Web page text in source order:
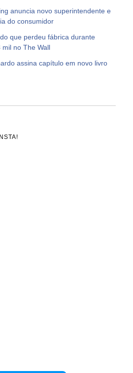
anuncia novo superintendente e
do consumidor
que perdeu fábrica durante
no The Wall
assina capítulo em novo livro